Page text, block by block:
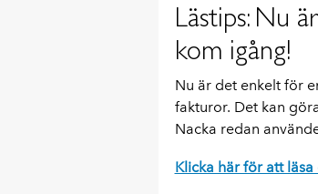
Lästips: Nu
kom igång!
Nu är det enkelt för
fakturor. Det kan
Nacka redan
Klicka här för att